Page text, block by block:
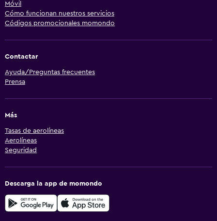
Móvil
Cómo funcionan nuestros servicios
Códigos promocionales momondo
Contactar
Ayuda/Preguntas frecuentes
Prensa
Más
Tasas de aerolíneas
Aerolíneas
Seguridad
Descarga la app de momondo